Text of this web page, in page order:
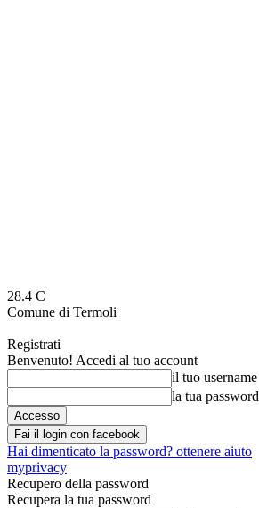
28.4 C
Comune di Termoli
Registrati
Benvenuto! Accedi al tuo account
il tuo username
la tua password
Fai il login con facebook
Hai dimenticato la password? ottenere aiuto
myprivacy
Recupero della password
Recupera la tua password